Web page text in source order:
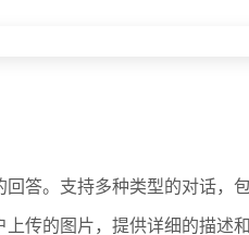
答。支持多种类型的对话，
传的图片，提供详细的描述和